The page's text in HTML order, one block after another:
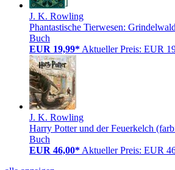
J. K. Rowling
Phantastische Tierwesen:
Buch
EUR 19,99* Aktueller Preis: EUR
J. K. Rowling
Harry Potter und der Feuerkelch
Buch
EUR 46,00* Aktueller Preis: EUR